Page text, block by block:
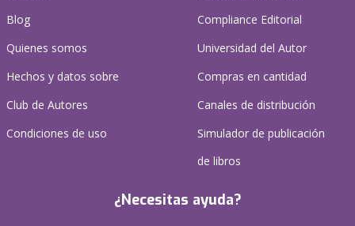
Blog
Quienes somos
Hechos y datos sobre
Club de Autores
Condiciones de uso
Compliance Editorial
Universidad del Autor
Compras en cantidad
Canales de distribución
Simulador de publicación
de libros
¿Necesitas ayuda?